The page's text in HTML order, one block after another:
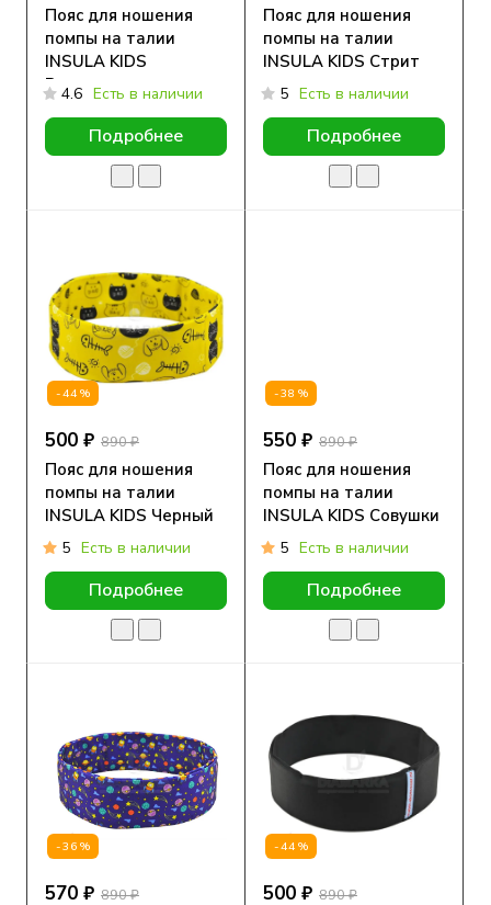
Пояс для ношения
помпы на талии
INSULA KIDS
Рождество
4.6 Есть в наличии
Подробнее
Пояс для ношения
помпы на талии
INSULA KIDS Стрит
5 Есть в наличии
Подробнее
-44%
500 ₽ 890 ₽
Пояс для ношения
помпы на талии
INSULA KIDS Черный
кот
5 Есть в наличии
Подробнее
-38%
550 ₽ 890 ₽
Пояс для ношения
помпы на талии
INSULA KIDS Совушки
5 Есть в наличии
Подробнее
-36%
570 ₽ 890 ₽
-44%
500 ₽ 890 ₽